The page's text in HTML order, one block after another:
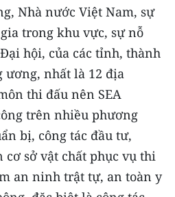
Nhà nước Việt Nam, sự
trong khu vực, sự nỗ
hội, của các tỉnh, thành
ương, nhất là 12 địa
thi đấu nên SEA
trên nhiều phương
bị, công tác đầu tư,
cơ sở vật chất phục vụ thi
an ninh trật tự, an toàn y